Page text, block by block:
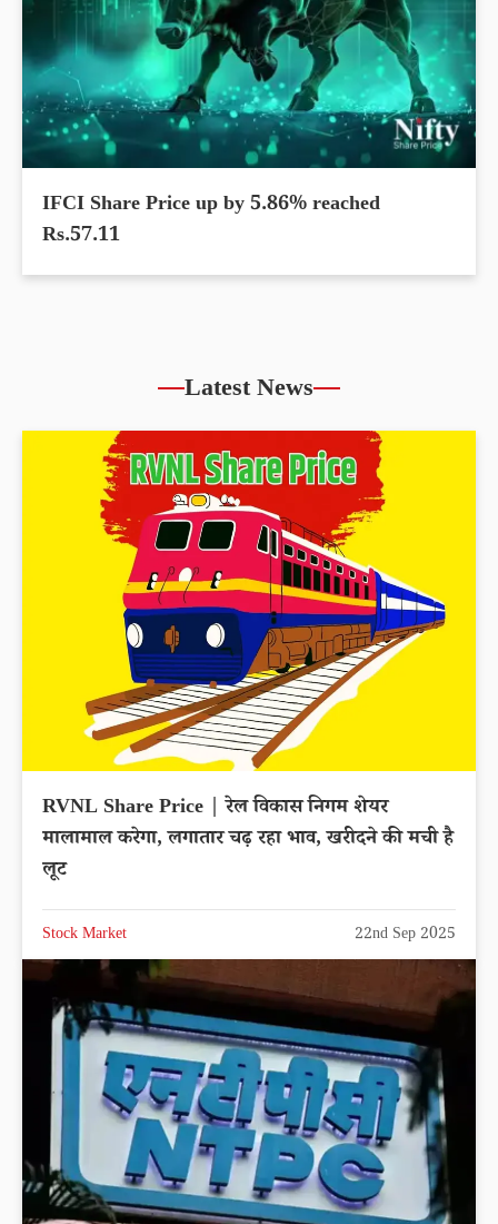
IFCI Share Price up by 5.86% reached
Rs.57.11
Latest News
RVNL Share Price | रेल विकास निगम शेयर
मालामाल करेगा, लगातार चढ़ रहा भाव, खरीदने की मची है
लूट
Stock Market 22nd Sep 2025